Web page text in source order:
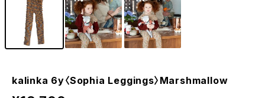
kalinka 6y〈Sophia Leggings〉Marshmallow